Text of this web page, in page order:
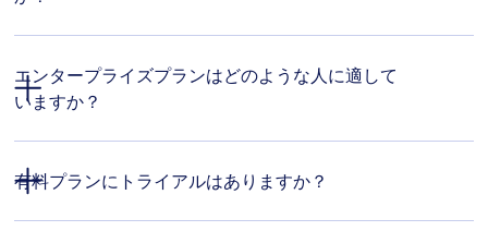
HIPAA compliance
electronic signatures
エンタープライズプランはどのような人に適して
いますか？
有料プランにトライアルはありますか？